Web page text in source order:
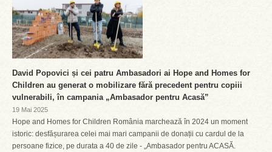
David Popovici și cei patru Ambasadori ai Hope and Homes for
Children au generat o mobilizare fără precedent pentru copiii
vulnerabili, în campania „Ambasador pentru Acasă”
19 Mai 2025
Hope and Homes for Children România marchează în 2024 un moment
istoric: desfășurarea celei mai mari campanii de donații cu cardul de la
persoane fizice, pe durata a 40 de zile - „Ambasador pentru ACASĂ.